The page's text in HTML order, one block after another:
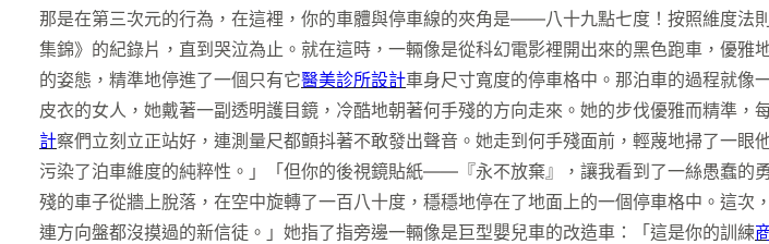
那是在第三次元的行為，在這裡，你的車體與停車線的夾角是——八十九點七度！按照維度
集錦》的紀錄片，直到哭泣為止。就在這時，一輛像是從科幻電影裡開出來的黑色跑車，優
的姿態，精準地停進了一個只有它醫美診所設計車身尺寸寬度的停車格中。那泊車的過程就像
皮衣的女人，她戴著一副透明護目鏡，冷酷地朝著何手殘的方向走來。她的步伐優雅而精準
計察們立刻立正站好，連測量尺都顫抖著不敢發出聲音。她走到何手殘面前，輕蔑地掃了一
污染了泊車維度的純粹性。」「但你的後視鏡貼紙——『永不放棄』，讓我看到了一絲愚蠢的
殘的車子從牆上脫落，在空中旋轉了一百八十度，穩穩地停在了地面上的一個停車格中。這
連方向盤都沒摸過的新信徒。」她指了指旁邊一輛像是巨型嬰兒車的改造車：「這是你的訓練